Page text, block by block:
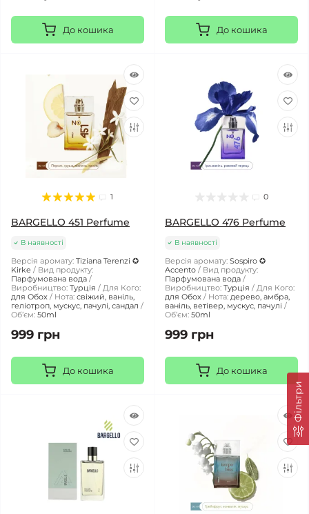
Фільтри
До кошика До кошика
1
BARGELLO 451 Perfume
В наявності
Версія аромату: Tiziana Terenzi ✪
Kirke
Вид продукту:
Парфумована вода
Виробництво: Турція
Для Кого:
для Обох
Нота: свіжий, ваніль,
геліотроп, мускус, пачулі, сандал
Обʼєм: 50ml
999 грн
До кошика
0
BARGELLO 476 Perfume
В наявності
Версія аромату: Sospiro ✪
Accento
Вид продукту:
Парфумована вода
Виробництво: Турція
Для Кого:
для Обох
Нота: дерево, амбра,
ваніль, ветівер, мускус, пачулі
Обʼєм: 50ml
999 грн
До кошика